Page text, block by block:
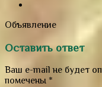
Объявление
Оставить ответ
Ваш e-mail не будет
помечены *